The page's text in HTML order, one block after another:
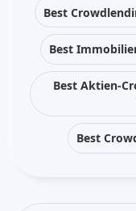
Best
Best
Best Aktien-
Best